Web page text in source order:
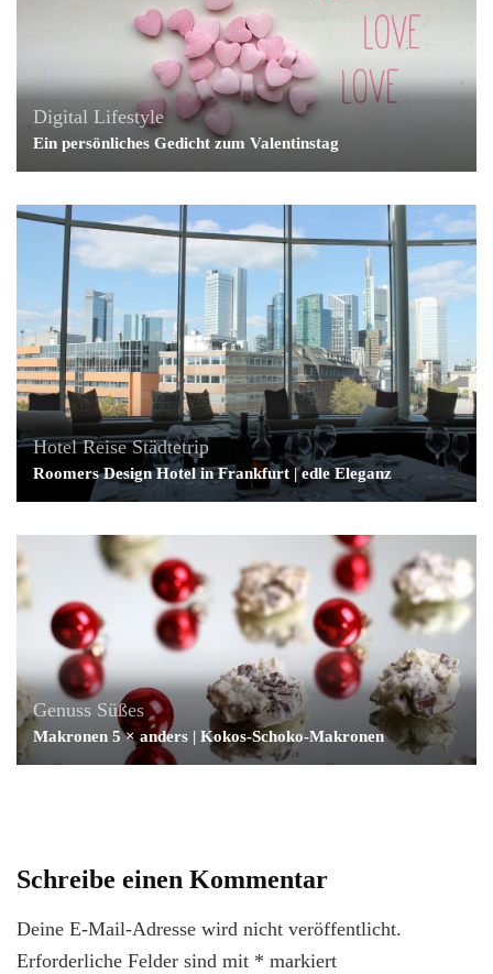
Digital Lifestyle
Ein persönliches Gedicht zum Valentinstag
Hotel Reise Städtetrip
Roomers Design Hotel in Frankfurt | edle Eleganz
Genuss Süßes
Makronen 5 × anders | Kokos-Schoko-Makronen
Schreibe einen Kommentar
Deine E-Mail-Adresse wird nicht veröffentlicht.
Erforderliche Felder sind mit * markiert